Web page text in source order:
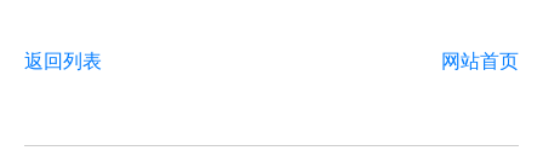
返回列表 网站首页